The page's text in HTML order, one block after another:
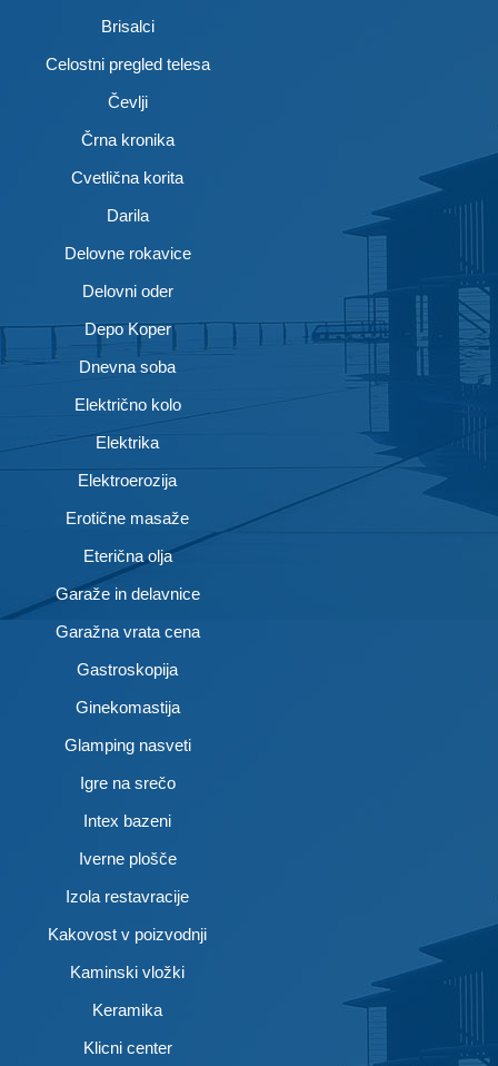
Brisalci
Celostni pregled telesa
Čevlji
Črna kronika
Cvetlična korita
Darila
Delovne rokavice
Delovni oder
Depo Koper
Dnevna soba
Električno kolo
Elektrika
Elektroerozija
Erotične masaže
Eterična olja
Garaže in delavnice
Garažna vrata cena
Gastroskopija
Ginekomastija
Glamping nasveti
Igre na srečo
Intex bazeni
Iverne plošče
Izola restavracije
Kakovost v poizvodnji
Kaminski vložki
Keramika
Klicni center